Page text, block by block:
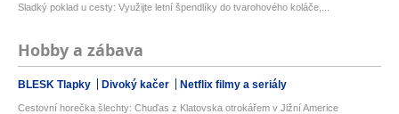
Sladký poklad u cesty: Využijte letní špendlíky do tvarohového koláče,...
Hobby a zábava
BLESK Tlapky Divoký kačer Netflix filmy a seriály
Cestovní horečka šlechty: Chuďas z Klatovska otrokářem v Jižní Americe